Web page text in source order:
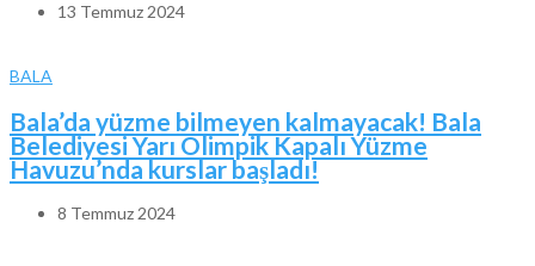
13 Temmuz 2024
BALA
Bala’da yüzme bilmeyen kalmayacak! Bala
Belediyesi Yarı Olimpik Kapalı Yüzme
Havuzu’nda kurslar başladı!
8 Temmuz 2024